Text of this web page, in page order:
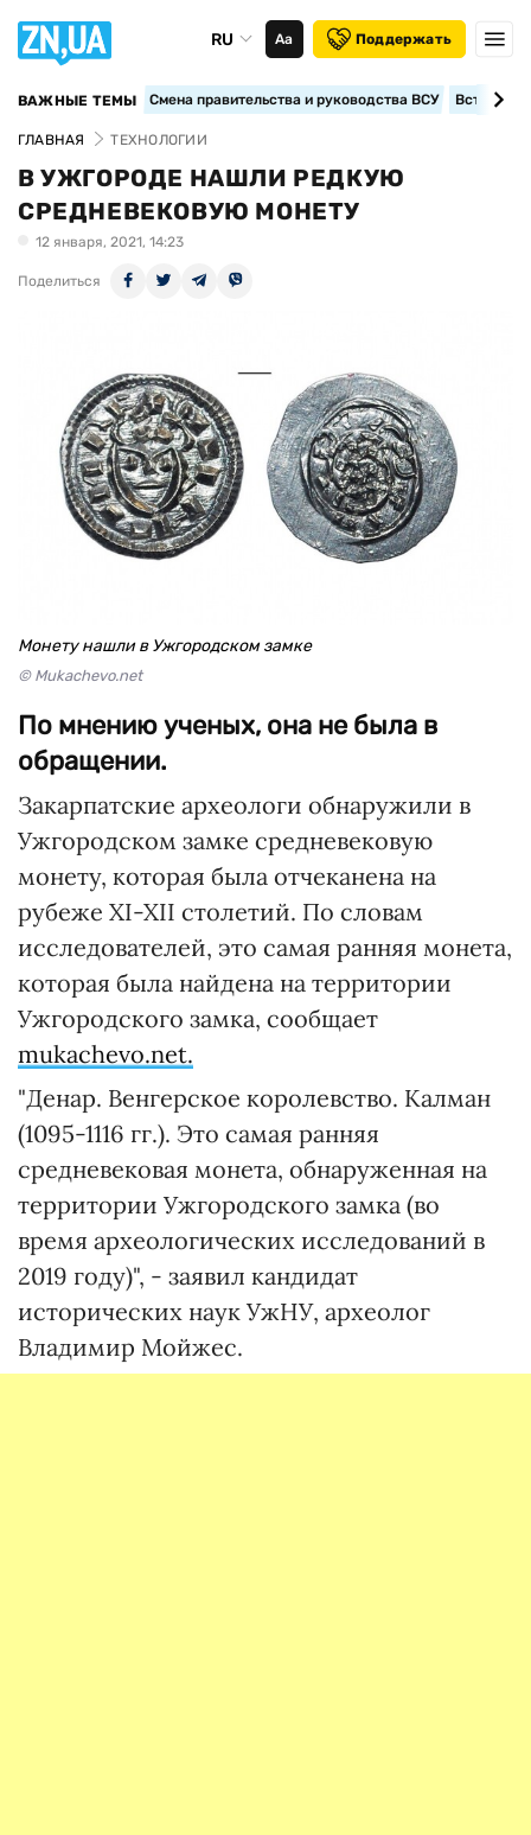
RU Аа Поддержать
ВАЖНЫЕ ТЕМЫ Смена правительства и руководства ВСУ
ГЛАВНАЯ ТЕХНОЛОГИИ
В УЖГОРОДЕ НАШЛИ РЕДКУЮ
СРЕДНЕВЕКОВУЮ МОНЕТУ
12 января, 2021, 14:23
Поделиться
Монету нашли в Ужгородском замке
© Mukachevo.net
По мнению ученых, она не была в
обращении.
Закарпатские археологи обнаружили в
Ужгородском замке средневековую
монету, которая была отчеканена на
рубеже XI-XII столетий. По словам
исследователей, это самая ранняя монета,
которая была найдена на территории
Ужгородского замка, сообщает
mukachevo.net.
"Денар. Венгерское королевство. Калман
(1095-1116 гг.). Это самая ранняя
средневековая монета, обнаруженная на
территории Ужгородского замка (во
время археологических исследований в
2019 году)", - заявил кандидат
исторических наук УжНУ, археолог
Владимир Мойжес.